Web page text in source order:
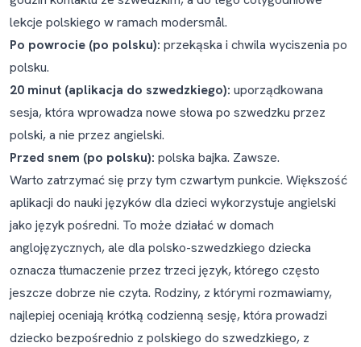
lekcje polskiego w ramach modersmål.
Po powrocie (po polsku): przekąska i chwila wyciszenia po
polsku.
20 minut (aplikacja do szwedzkiego): uporządkowana
sesja, która wprowadza nowe słowa po szwedzku przez
polski, a nie przez angielski.
Przed snem (po polsku): polska bajka. Zawsze.
Warto zatrzymać się przy tym czwartym punkcie. Większość
aplikacji do nauki języków dla dzieci wykorzystuje angielski
jako język pośredni. To może działać w domach
anglojęzycznych, ale dla polsko-szwedzkiego dziecka
oznacza tłumaczenie przez trzeci język, którego często
jeszcze dobrze nie czyta. Rodziny, z którymi rozmawiamy,
najlepiej oceniają krótką codzienną sesję, która prowadzi
dziecko bezpośrednio z polskiego do szwedzkiego, z